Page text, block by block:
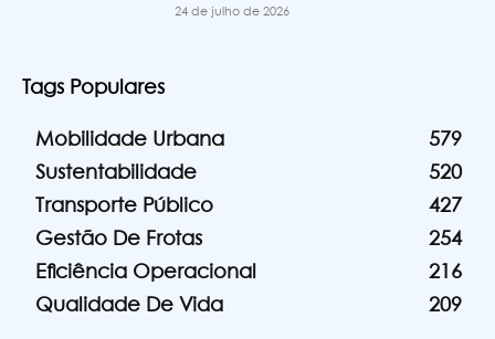
24 de julho de 2026
Tags Populares
Mobilidade Urbana
579
Sustentabilidade
520
Transporte Público
427
Gestão De Frotas
254
Eficiência Operacional
216
Qualidade De Vida
209